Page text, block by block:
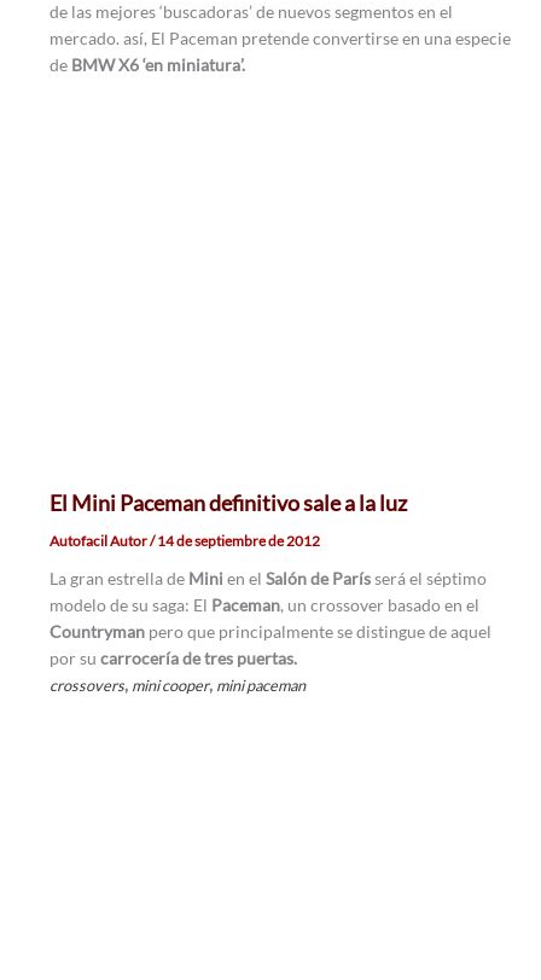
de las mejores ‘buscadoras’ de nuevos segmentos en el
mercado. así, El Paceman pretende convertirse en una especie
de BMW X6 ‘en miniatura’.
El Mini Paceman definitivo sale a la luz
Autofacil Autor/14 de septiembre de 2012
La gran estrella deMini en el Salón de Parísserá el séptimo
modelo de su saga: El Paceman, un crossover basado en el
Countrymanpero que principalmente se distingue de aquel
por su carrocería de tres puertas.
crossovers, mini cooper, mini paceman